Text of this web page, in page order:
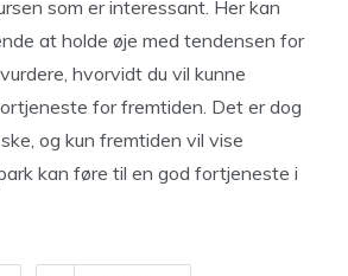
som er interessant. Her kan
at holde øje med tendensen for
hvorvidt du vil kunne
for fremtiden. Det er dog
og kun fremtiden vil vise
kan føre til en god fortjeneste i